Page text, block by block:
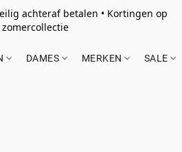
achteraf betalen • Kortingen op
DAMES MERKEN SALE